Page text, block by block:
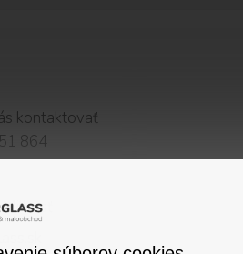
kontaktovať
864